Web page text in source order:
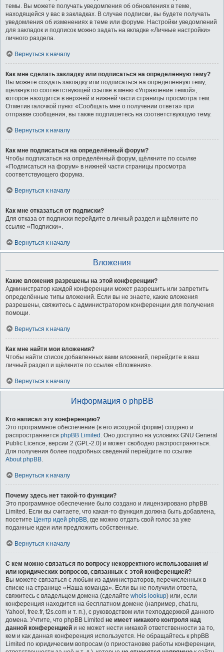
темы. Вы можете получать уведомления об обновлениях в теме,
находящейся у вас в закладках. В случае подписки, вы будете получать
уведомления об изменениях в теме или форуме. Настройки уведомлений
для закладок и подписок можно задать на вкладке «Личные настройки»
личного раздела.
Вернуться к началу
Как мне сделать закладку или подписаться на определённую тему?
Вы можете создать закладку или подписаться на определённую тему,
щёлкнув по соответствующей ссылке в меню «Управление темой»,
которое находится в верхней и нижней части страницы просмотра тем.
Отметив галочкой пункт «Сообщать мне о получении ответа» при
отправке сообщения, вы также подпишетесь на соответствующую тему.
Вернуться к началу
Как мне подписаться на определённый форум?
Чтобы подписаться на определённый форум, щёлкните по ссылке
«Подписаться на форум» в нижней части страницы просмотра
соответствующего форума.
Вернуться к началу
Как мне отказаться от подписки?
Для отказа от подписки перейдите в личный раздел и щёлкните по
ссылке «Подписки».
Вернуться к началу
Вложения
Какие вложения разрешены на этой конференции?
Администратор каждой конференции может разрешить или запретить
определённые типы вложений. Если вы не знаете, какие вложения
разрешены, свяжитесь с администратором конференции для получения
помощи.
Вернуться к началу
Как мне найти мои вложения?
Чтобы найти список добавленных вами вложений, перейдите в ваш
личный раздел и щёлкните по ссылке «Вложения».
Вернуться к началу
Информация о phpBB
Кто написал эту конференцию?
Это программное обеспечение (в его исходной форме) создано и
распространяется phpBB Limited . Оно доступно на условиях GNU General
Public Licence, версии 2 (GPL-2.0) и может свободно распространяться.
Для получения более подробных сведений перейдите по ссылке
About phpBB.
Вернуться к началу
Почему здесь нет такой-то функции?
Это программное обеспечение было создано и лицензировано phpBB
Limited. Если вы считаете, что какая-то функция должна быть добавлена,
посетите Центр идей phpBB, где можно отдать свой голос за уже
поданные идеи или предложить собственные.
Вернуться к началу
С кем можно связаться по вопросу некорректного использования и/
или юридических вопросов, связанных с этой конференцией?
Вы можете связаться с любым из администраторов, перечисленных в
списке на странице «Наша команда». Если вы не получили ответа,
свяжитесь с владельцем домена (сделайте whois lookup) или, если
конференция находится на бесплатном домене (например, chat.ru,
Yahoo!, free.fr, f2s.com и т. п.), с руководством или техподдержкой данного
домена. Учтите, что phpBB Limited не имеет никакого контроля над
данной конференцией и не может нести никакой ответственности за то,
кем и как данная конференция используется. Не обращайтесь к phpBB
Limited по юридическим вопросам (о приостановке работы конференции,